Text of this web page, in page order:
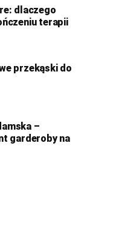
dlaczego
terapii
przekąski do
–
garderoby na